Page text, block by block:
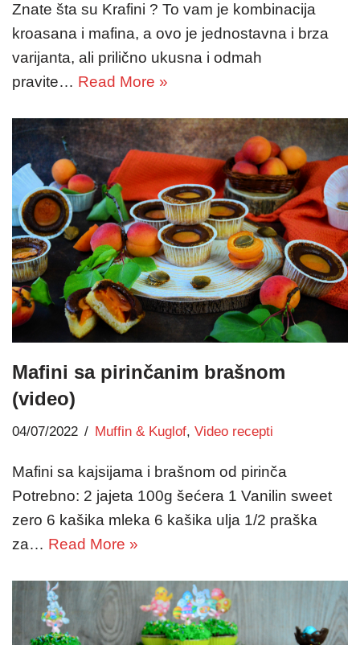
Znate šta su Krafini ? To vam je kombinacija
kroasana i mafina, a ovo je jednostavna i brza
varijanta, ali prilično ukusna i odmah
pravite… Read More »
Mafini sa pirinčanim brašnom
(video)
04/07/2022 Muffin & Kuglof, Video recepti
Mafini sa kajsijama i brašnom od pirinča
Potrebno: 2 jajeta 100g šećera 1 Vanilin sweet
zero 6 kašika mleka 6 kašika ulja 1/2 praška
za… Read More »